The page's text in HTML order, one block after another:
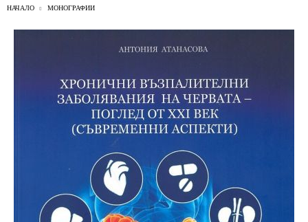
НАЧАЛО МОНОГРАФИИ